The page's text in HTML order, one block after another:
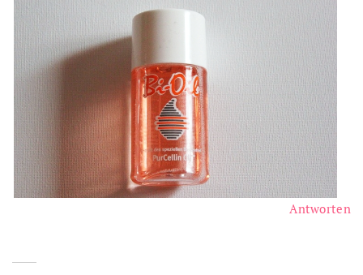
Antworten